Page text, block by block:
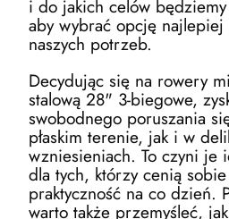
i do jakich celów
aby wybrać opcję najlepiej
naszych potrzeb.
Decydując się na rowery
stalową 28" 3-biegowe,
swobodnego poruszania
płaskim terenie, jak i w
wzniesieniach. To czyni je
dla tych, którzy cenią
praktyczność na co dzień.
warto także przemyśleć,